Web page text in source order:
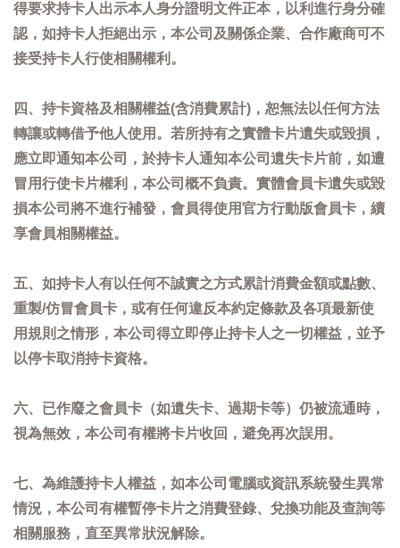
得要求持卡人出示本人身分證明文件正本，以利進行身分確
認，如持卡人拒絕出示，本公司及關係企業、合作廠商可不
接受持卡人行使相關權利。
四、持卡資格及相關權益(含消費累計)，恕無法以任何方法
轉讓或轉借予他人使用。若所持有之實體卡片遺失或毀損，
應立即通知本公司，於持卡人通知本公司遺失卡片前，如遭
冒用行使卡片權利，本公司概不負責。實體會員卡遺失或毀
損本公司將不進行補發，會員得使用官方行動版會員卡，續
享會員相關權益。
五、如持卡人有以任何不誠實之方式累計消費金額或點數、
重製/仿冒會員卡，或有任何違反本約定條款及各項最新使
用規則之情形，本公司得立即停止持卡人之一切權益，並予
以停卡取消持卡資格。
六、已作廢之會員卡（如遺失卡、過期卡等）仍被流通時，
視為無效，本公司有權將卡片收回，避免再次誤用。
七、為維護持卡人權益，如本公司電腦或資訊系統發生異常
情況，本公司有權暫停卡片之消費登錄、兌換功能及查詢等
相關服務，直至異常狀況解除。